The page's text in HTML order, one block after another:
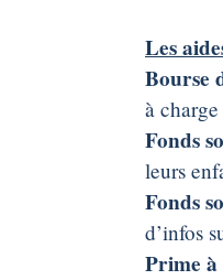
Les
Bourse
à
Fonds
leurs
Fonds
d’infos
Prime